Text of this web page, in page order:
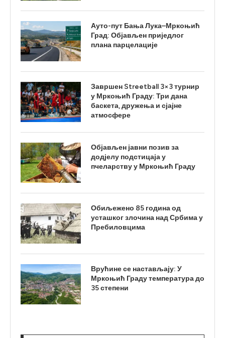
Ауто-пут Бања Лука–Мркоњић
Град: Објављен приједлог
плана парцелације
Завршен Streetball 3×3 турнир
у Мркоњић Граду: Три дана
баскета, дружења и сјајне
атмосфере
Објављен јавни позив за
додјелу подстицаја у
пчеларству у Мркоњић Граду
Обиљежено 85 година од
усташког злочина над Србима у
Пребиловцима
Врућине се настављају: У
Мркоњић Граду температура до
35 степени